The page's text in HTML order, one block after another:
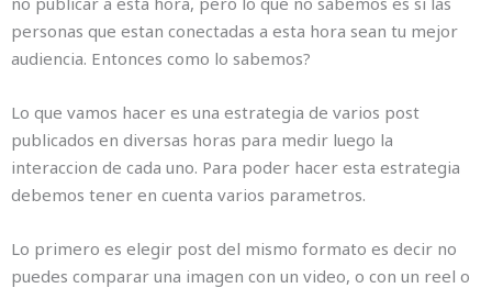
personas que estan conectadas a esta hora sean tu mejor
audiencia. Entonces como lo sabemos?
Lo que vamos hacer es una estrategia de varios post
publicados en diversas horas para medir luego la
interaccion de cada uno. Para poder hacer esta estrategia
debemos tener en cuenta varios parametros.
Lo primero es elegir post del mismo formato es decir no
puedes comparar una imagen con un video, o con un reel o